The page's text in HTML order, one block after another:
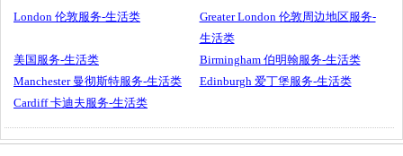
London 伦敦服务-生活类
Greater London 伦敦周边地区服务-
生活类
美国服务-生活类
Birmingham 伯明翰服务-生活类
Manchester 曼彻斯特服务-生活类
Edinburgh 爱丁堡服务-生活类
Cardiff 卡迪夫服务-生活类